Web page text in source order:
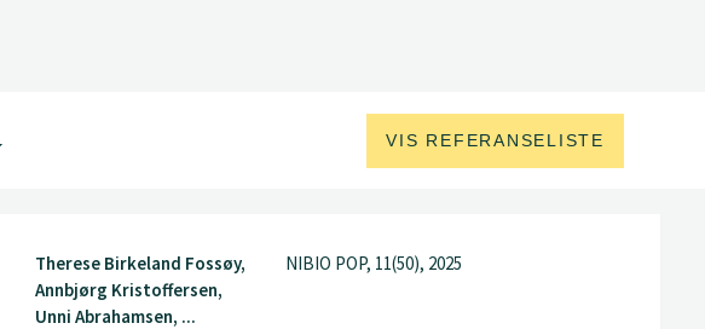
VIS REFERANSELISTE
Therese Birkeland Fossøy,
Annbjørg Kristoffersen,
Unni Abrahamsen, ...
NIBIO POP, 11(50), 2025